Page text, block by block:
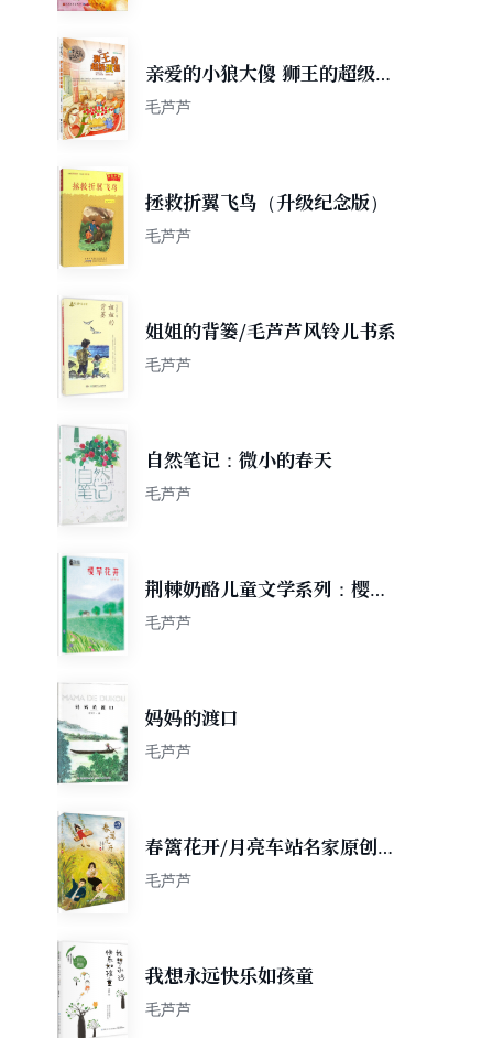
亲爱的小狼大傻 狮王的超级蛋
糕
毛芦芦
拯救折翼飞鸟（升级纪念版）
毛芦芦
姐姐的背篓/毛芦芦风铃儿书系
毛芦芦
自然笔记：微小的春天
毛芦芦
荆棘奶酪儿童文学系列：樱草
花开
毛芦芦
妈妈的渡口
毛芦芦
春篱花开/月亮车站名家原创成
长书系
毛芦芦
我想永远快乐如孩童
毛芦芦